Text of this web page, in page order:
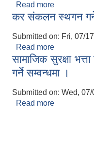
Read more
२०७७ !
कर संकलन स्थगन
Submitted on: Fri, 07/
Read more
सामाजिक सुरक्षा
गर्ने सम्वन्धमा ।
Submitted on: Wed,
Read more